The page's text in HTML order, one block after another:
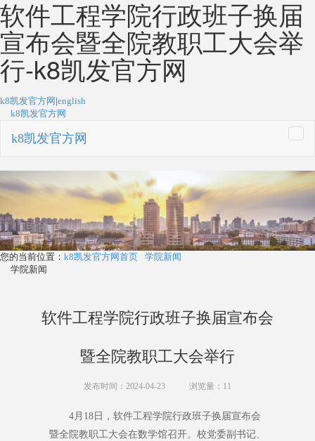
软件工程学院行政班子换届
宣布会暨全院教职工大会举
行-k8凯发官方网
k8凯发官方网 |english
k8凯发官方网
k8凯发官方网
您的当前位置： k8凯发官方网首页
学院新闻
学院新闻
软件工程学院行政班子换届宣布会
暨全院教职工大会举行
发布时间：2024-04-23 浏览量： 11
4月18日，软件工程学院行政班子换届宣布会
暨全院教职工大会在数学馆召开。校党委副书记、